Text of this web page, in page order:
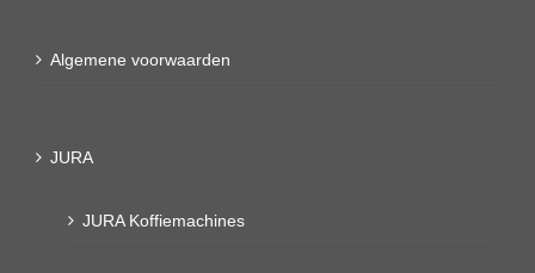
Algemene voorwaarden
JURA
JURA Koffiemachines